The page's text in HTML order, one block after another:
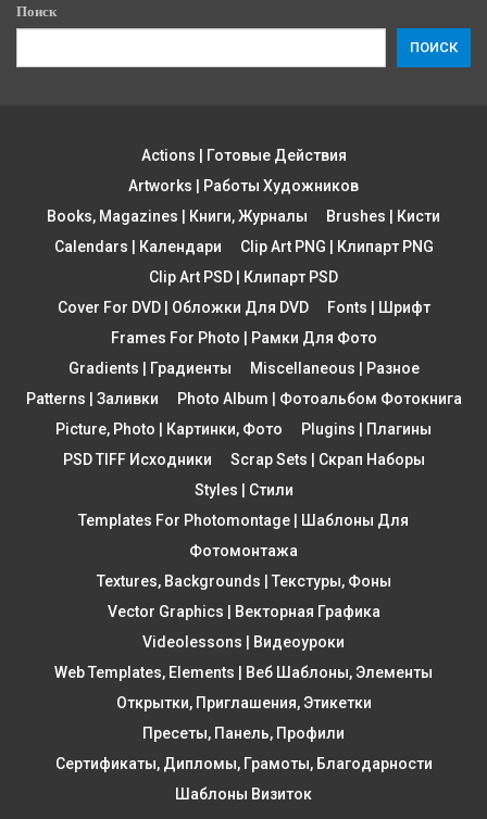
Поиск
ПОИСК
Actions | Готовые Действия
Artworks | Работы Художников
Books, Magazines | Книги, Журналы
Brushes | Кисти
Calendars | Календари
Clip Art PNG | Клипарт PNG
Clip Art PSD | Клипарт PSD
Cover For DVD | Обложки Для DVD
Fonts | Шрифт
Frames For Photo | Рамки Для Фото
Gradients | Градиенты
Miscellaneous | Разное
Patterns | Заливки
Photo Album | Фотоальбом Фотокнига
Picture, Photo | Картинки, Фото
Plugins | Плагины
PSD TIFF Исходники
Scrap Sets | Скрап Наборы
Styles | Стили
Templates For Photomontage | Шаблоны Для
Фотомонтажа
Textures, Backgrounds | Текстуры, Фоны
Vector Graphics | Векторная Графика
Videolessons | Видеоуроки
Web Templates, Elements | Веб Шаблоны, Элементы
Открытки, Приглашения, Этикетки
Пресеты, Панель, Профили
Сертификаты, Дипломы, Грамоты, Благодарности
Шаблоны Визиток